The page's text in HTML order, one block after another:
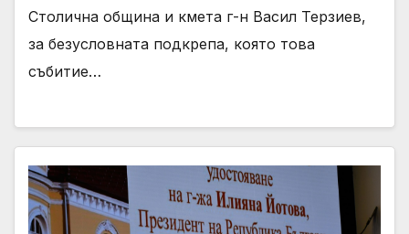
Столична община и кмета г-н Васил Терзиев,
за безусловната подкрепа, която това
събитие…